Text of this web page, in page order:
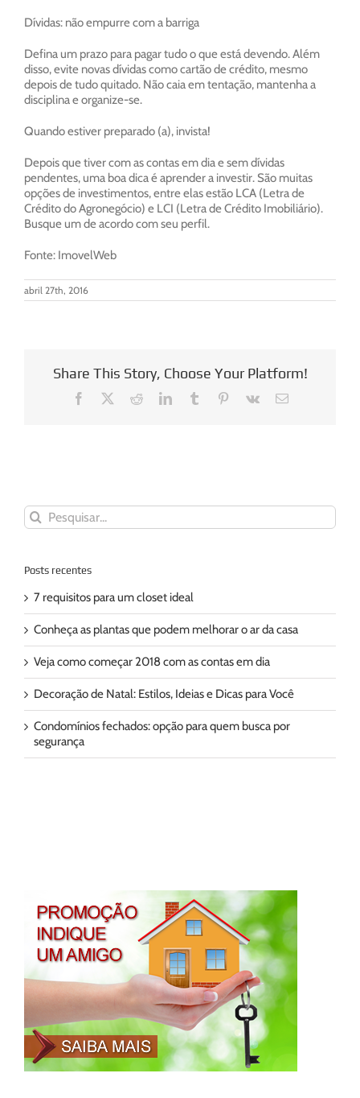
Dívidas: não empurre com a barriga
Defina um prazo para pagar tudo o que está devendo. Além
disso, evite novas dívidas como cartão de crédito, mesmo
depois de tudo quitado. Não caia em tentação, mantenha a
disciplina e organize-se.
Quando estiver preparado (a), invista!
Depois que tiver com as contas em dia e sem dívidas
pendentes, uma boa dica é aprender a investir. São muitas
opções de investimentos, entre elas estão LCA (Letra de
Crédito do Agronegócio) e LCI (Letra de Crédito Imobiliário).
Busque um de acordo com seu perfil.
Fonte: ImovelWeb
abril 27th, 2016
Share This Story, Choose Your Platform!
Facebook RedditLinkedInTumblr Pinterest
Vk
E-
Buscar
resultados
Posts recentes
7 requisitos para um closet ideal
Conheça as plantas que podem melhorar o ar da casa
Veja como começar 2018 com as contas em dia
Decoração de Natal: Estilos, Ideias e Dicas para Você
Condomínios fechados: opção para quem busca por
segurança